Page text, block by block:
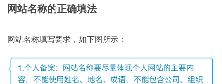
网站名称的正确填法
网站名称填写要求，如下图所示：